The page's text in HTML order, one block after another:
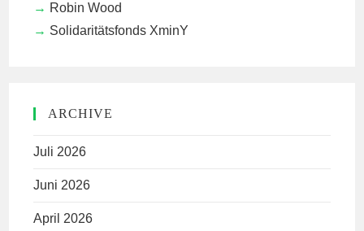
Robin Wood
Solidaritätsfonds XminY
ARCHIVE
Juli 2026
Juni 2026
April 2026